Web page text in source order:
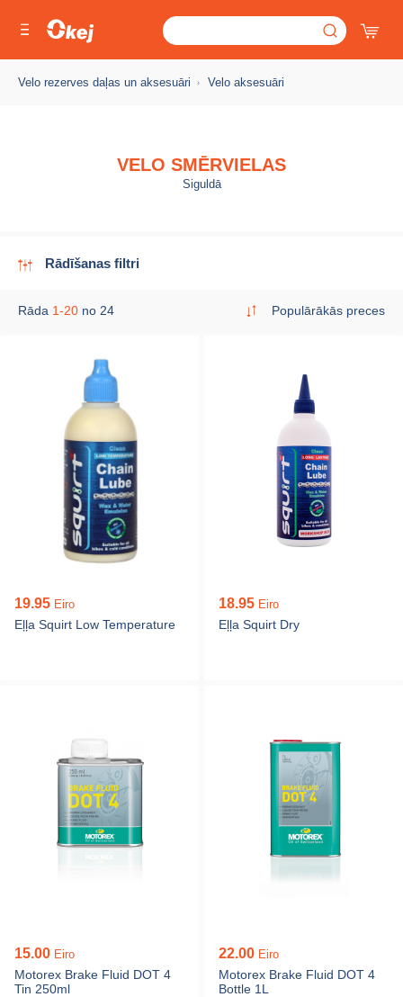
Velo rezerves daļas un aksesuāri Velo aksesuāri
VELO SMĒRVIELAS
Siguldā
Rādīšanas filtri
Rāda 1-20 no 24 Populārākās preces
19.95 Eiro
Eļļa Squirt Low Temperature
18.95 Eiro
Eļļa Squirt Dry
15.00 Eiro
Motorex Brake Fluid DOT 4
Tin 250ml
22.00 Eiro
Motorex Brake Fluid DOT 4
Bottle 1L